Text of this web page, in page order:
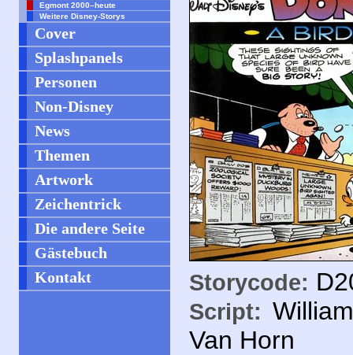
Egmont 2000–heute
Weitere Disney-Storys
Cover
Splashpanels
Personen
Non-Disney
News
Themen
Artwork
Zeichentrick
Die andere Seite
Gästebuch
Kontakt
Storycode:
Script:
Van Horn